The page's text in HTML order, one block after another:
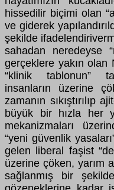
hissedilir biçimi olan
ve giderek
şekilde
sahadan neredeyse
gerçeklere yakın olan
“klinik tablonun”
insanların üzerine
zamanın sıkıştırılıp
büyük bir hızla her
mekanizmaları
“yeni güvenlik
gelen liberal faşist
üzerine çöken, yarım
sağlanmış bir